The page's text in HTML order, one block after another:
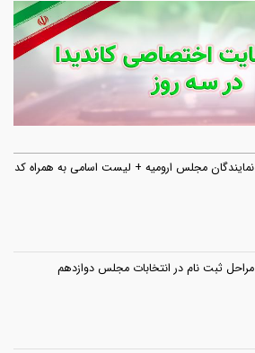
نمایندگان مجلس ارومیه + لیست اسامی به همراه کد
مراحل ثبت نام در انتخابات مجلس دوازدهم